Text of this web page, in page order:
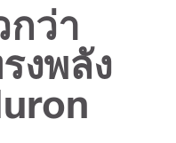
กว่า
งพลัง